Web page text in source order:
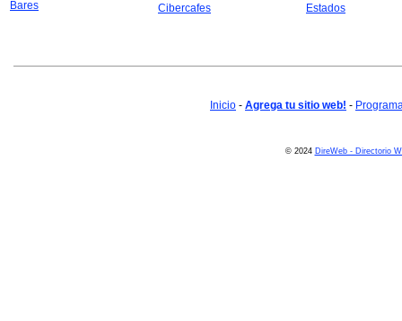
Bares
Cibercafes
Estados
Inicio - Agrega tu sitio web! -
© 2024 DireWeb - Directorio